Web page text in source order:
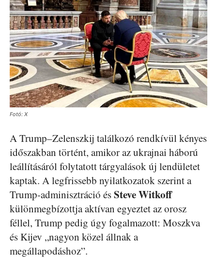
Fotó: X
A Trump–Zelenszkij találkozó rendkívül kényes
időszakban történt, amikor az ukrajnai háború
leállításáról folytatott tárgyalások új lendületet
kaptak. A legfrissebb nyilatkozatok szerint a
Trump-adminisztráció ésSteve Witkoff
különmegbízottja aktívan egyeztet az orosz
féllel, Trump pedig úgy fogalmazott: Moszkva
és Kijev „nagyon közel állnak a
megállapodáshoz”.